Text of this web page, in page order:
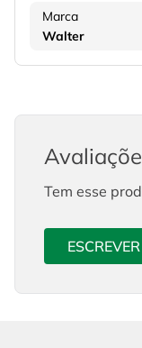
Marca
Walter
Tem esse